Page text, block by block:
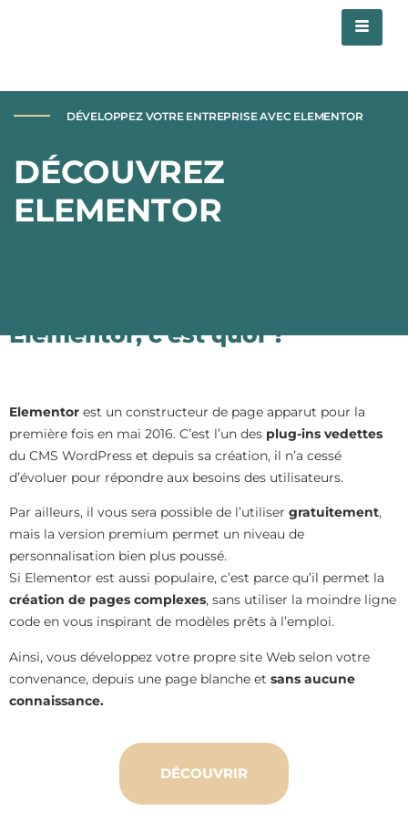
DÉVELOPPEZ VOTRE ENTREPRISE AVEC ELEMENTOR
DÉCOUVREZ
ELEMENTOR
Elementor, c'est quoi ?
Elementor est un constructeur de page apparut pour la
première fois en mai 2016. C’est l’un des plug-ins vedettes
du CMS WordPress et depuis sa création, il n’a cessé
d’évoluer pour répondre aux besoins des utilisateurs.
Par ailleurs, il vous sera possible de l’utiliser gratuitement,
mais la version premium permet un niveau de
personnalisation bien plus poussé.
Si Elementor est aussi populaire, c’est parce qu’il permet la
création de pages complexes, sans utiliser la moindre ligne
code en vous inspirant de modèles prêts à l’emploi.
Ainsi, vous développez votre propre site Web selon votre
convenance, depuis une page blanche et sans aucune
connaissance.
DÉCOUVRIR